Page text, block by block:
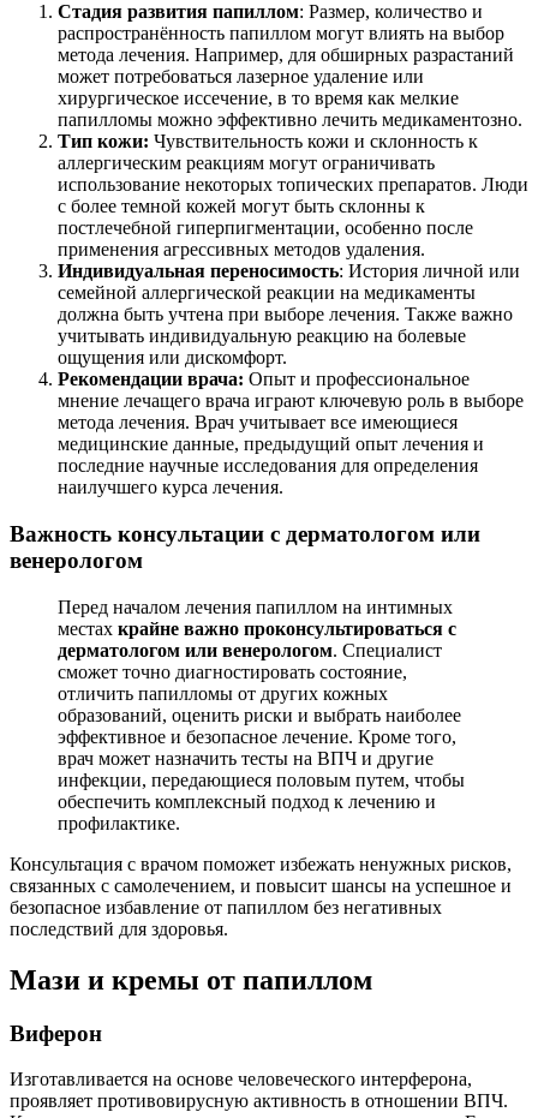
Стадия развития папиллом: Размер, количество и
распространённость папиллом могут влиять на выбор
метода лечения. Например, для обширных разрастаний
может потребоваться лазерное удаление или
хирургическое иссечение, в то время как мелкие
папилломы можно эффективно лечить медикаментозно.
Тип кожи: Чувствительность кожи и склонность к
аллергическим реакциям могут ограничивать
использование некоторых топических препаратов. Люди
с более темной кожей могут быть склонны к
постлечебной гиперпигментации, особенно после
применения агрессивных методов удаления.
Индивидуальная переносимость: История личной или
семейной аллергической реакции на медикаменты
должна быть учтена при выборе лечения. Также важно
учитывать индивидуальную реакцию на болевые
ощущения или дискомфорт.
Рекомендации врача: Опыт и профессиональное
мнение лечащего врача играют ключевую роль в выборе
метода лечения. Врач учитывает все имеющиеся
медицинские данные, предыдущий опыт лечения и
последние научные исследования для определения
наилучшего курса лечения.
Важность консультации с дерматологом или
венерологом
Перед началом лечения папиллом на интимных
местах крайне важно проконсультироваться с
дерматологом или венерологом. Специалист
сможет точно диагностировать состояние,
отличить папилломы от других кожных
образований, оценить риски и выбрать наиболее
эффективное и безопасное лечение. Кроме того,
врач может назначить тесты на ВПЧ и другие
инфекции, передающиеся половым путем, чтобы
обеспечить комплексный подход к лечению и
профилактике.
Консультация с врачом поможет избежать ненужных рисков,
связанных с самолечением, и повысит шансы на успешное и
безопасное избавление от папиллом без негативных
последствий для здоровья.
Мази и кремы от папиллом
Виферон
Изготавливается на основе человеческого интерферона,
проявляет противовирусную активность в отношении ВПЧ.